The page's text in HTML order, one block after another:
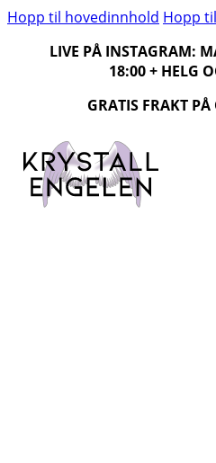
Hopp til hovedinnhold Hopp
LIVE PÅ INSTAGRAM:
18:00 + HELG
GRATIS FRAKT